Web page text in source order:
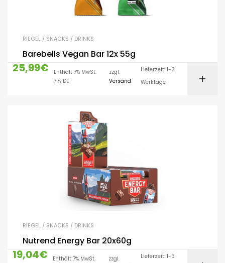
RIEGEL / SNACKS / DRINKS
Barebells Vegan Bar 12x 55g
25,99€
Enthält 7% MwSt.
7 % DE
zzgl.
Versand
Lieferzeit: 1-3
Werktage
RIEGEL / SNACKS / DRINKS
Nutrend Energy Bar 20x60g
19,04€
Enthält 7% MwSt.
zzgl.
Lieferzeit: 1-3